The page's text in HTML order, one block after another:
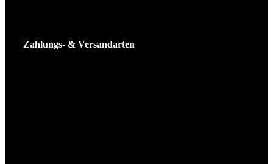
Zahlungs- & Versandarten